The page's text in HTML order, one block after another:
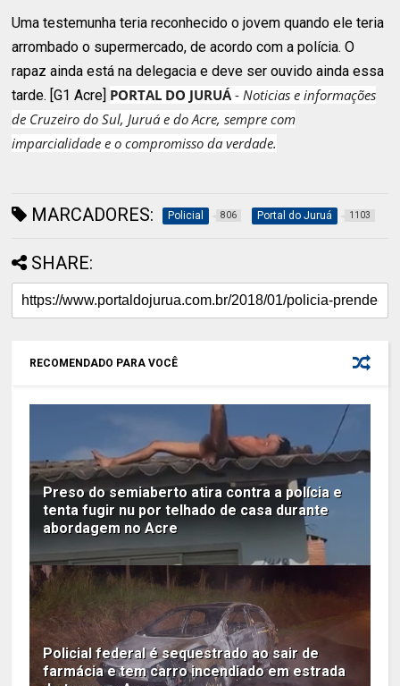
Uma testemunha teria reconhecido o jovem quando ele teria
arrombado o supermercado, de acordo com a polícia. O
rapaz ainda está na delegacia e deve ser ouvido ainda essa
tarde. [G1 Acre] PORTAL DO JURUÁ - Noticias e informações
de Cruzeiro do Sul, Juruá e do Acre, sempre com
imparcialidade e o compromisso da verdade.
MARCADORES: Policial 806 Portal do Juruá 1103
SHARE:
RECOMENDADO PARA VOCÊ
Preso do semiaberto atira contra a polícia e
tenta fugir nu por telhado de casa durante
abordagem no Acre
Policial federal é sequestrado ao sair de
farmácia e tem carro incendiado em estrada